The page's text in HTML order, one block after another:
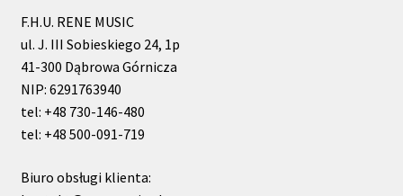
F.H.U. RENE MUSIC
ul. J. III Sobieskiego 24, 1p
41-300 Dąbrowa Górnicza
NIP: 6291763940
tel: +48 730-146-480
tel: +48 500-091-719
Biuro obsługi klienta: